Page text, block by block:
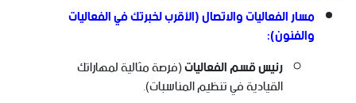
مسار الفعاليات والاتصال (الأقرب لخبرتك في الفعاليات
والفنون):
رئيس قسم الفعاليات(فرصة مثالية لمهاراتك
القيادية في تنظيم المناسبات).